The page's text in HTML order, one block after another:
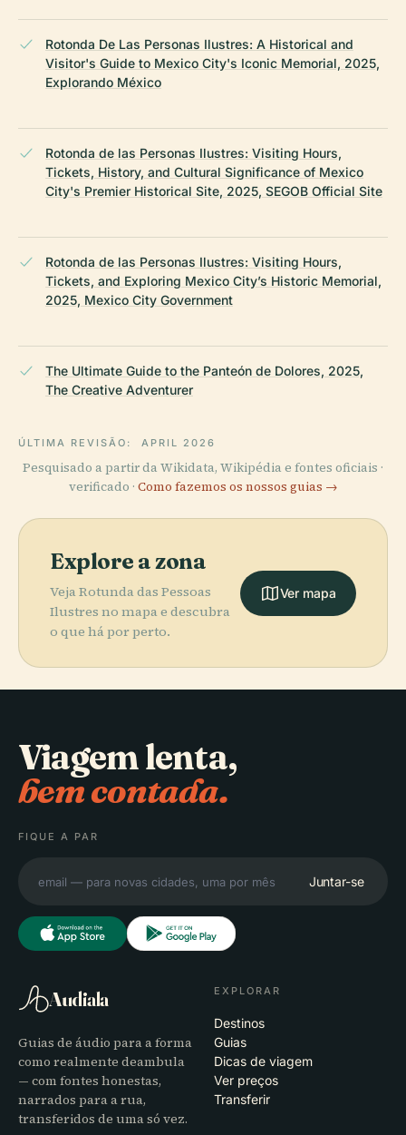
Rotonda De Las Personas Ilustres: A Historical and
Visitor's Guide to Mexico City's Iconic Memorial, 2025,
Explorando México
Rotonda de las Personas Ilustres: Visiting Hours,
Tickets, History, and Cultural Significance of Mexico
City's Premier Historical Site, 2025, SEGOB Official Site
Rotonda de las Personas Ilustres: Visiting Hours,
Tickets, and Exploring Mexico City’s Historic Memorial,
2025, Mexico City Government
The Ultimate Guide to the Panteón de Dolores, 2025,
The Creative Adventurer
ÚLTIMA REVISÃO: APRIL 2026
Pesquisado a partir da Wikidata, Wikipédia e fontes oficiais ·
verificado · Como fazemos os nossos guias →
Explore a zona
Veja Rotunda das Pessoas
Ilustres no mapa e descubra
o que há por perto.
Ver mapa
Viagem lenta,
bem contada.
FIQUE A PAR
Juntar-se
Audiala
Guias de áudio para a forma
como realmente deambula
— com fontes honestas,
narrados para a rua,
transferidos de uma só vez.
EXPLORAR
Destinos
Guias
Dicas de viagem
Ver preços
Transferir